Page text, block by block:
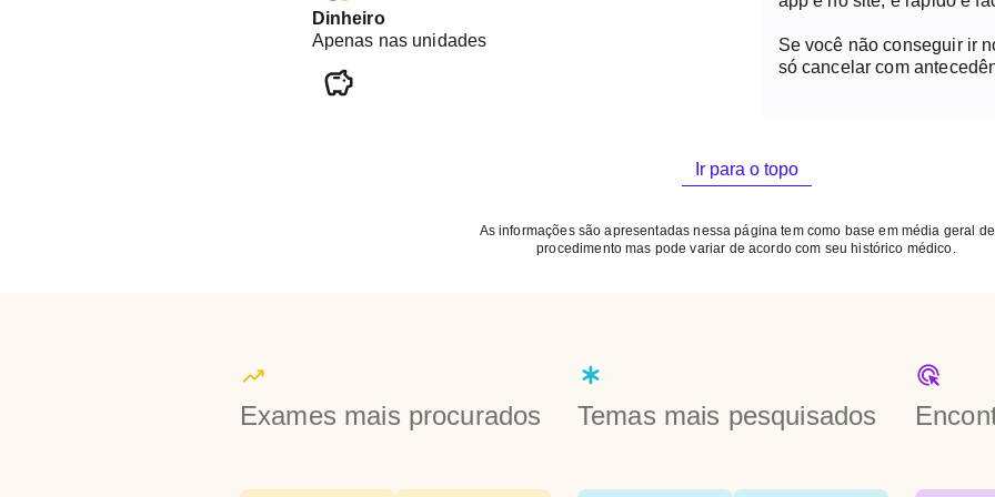
Dinheiro
Apenas nas unidades
Se você não conseguir ir
só cancelar com
Ir para o topo
As informações são apresentadas nessa página tem como base em média geral
procedimento mas pode variar de acordo com seu histórico médico.
Exames mais procurados Temas mais pesquisados